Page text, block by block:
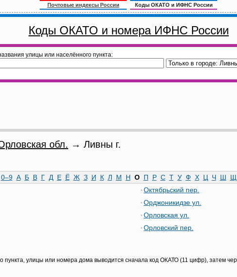
Почтовые индексы России Коды ОКАТО и ИФНС России
Коды ОКАТО и номера ИФНС России
улицы или населённого пункта:
обл. → Ливны г.
0–9 А Б В Г Д Е Ё Ж З И К Л М Н О П Р С Т У Ф Х Ц Ч Ш Щ
Октябрьский пер.
Орджоникидзе ул.
Орловская ул.
Орловский пер.
пункта, улицы или номера дома выводится сначала код ОКАТО (11 цифр), затем